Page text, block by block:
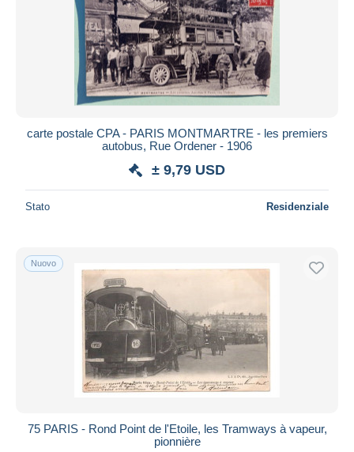
carte postale CPA - PARIS MONTMARTRE - les premiers
autobus, Rue Ordener - 1906
± 9,79 USD
Stato Residenziale
Nuovo
75 PARIS - Rond Point de l'Etoile, les Tramways à vapeur,
pionnière